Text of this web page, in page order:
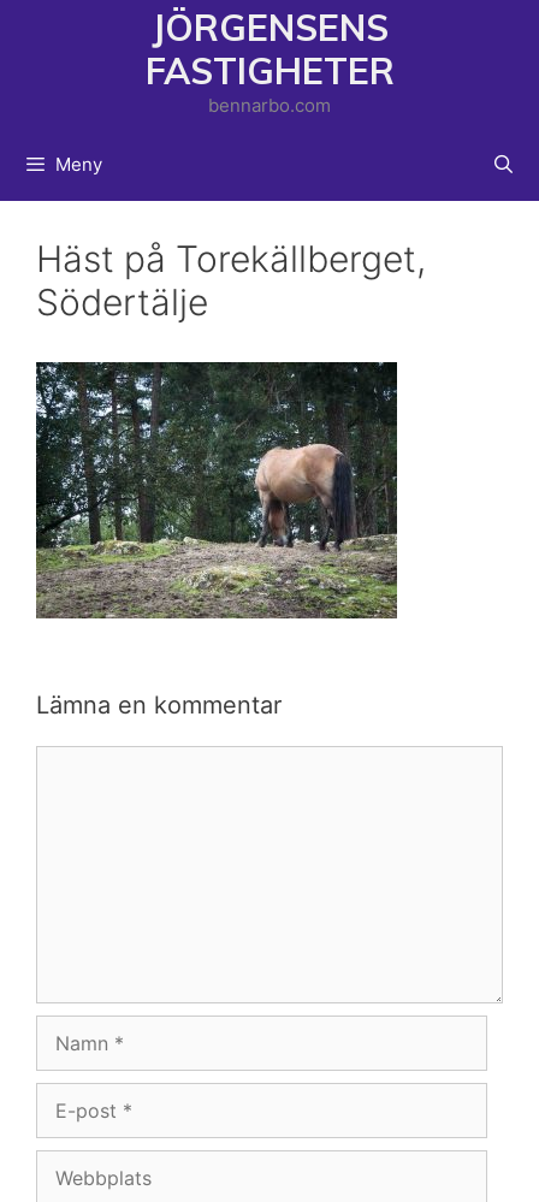
JÖRGENSENS
FASTIGHETER
bennarbo.com
Meny
Häst på Torekällberget,
Södertälje
Lämna en kommentar
post